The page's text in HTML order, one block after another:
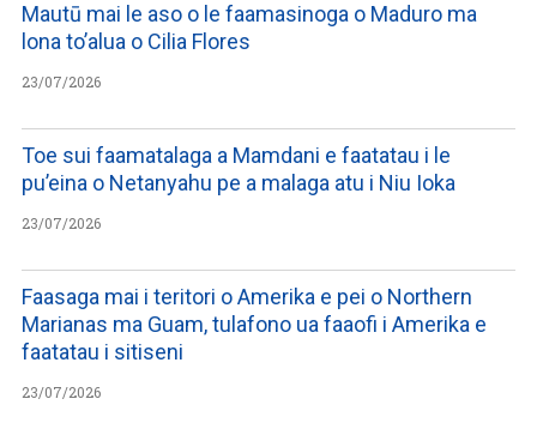
Mautū mai le aso o le faamasinoga o Maduro ma
lona to’alua o Cilia Flores
23/07/2026
Toe sui faamatalaga a Mamdani e faatatau i le
pu’eina o Netanyahu pe a malaga atu i Niu Ioka
23/07/2026
Faasaga mai i teritori o Amerika e pei o Northern
Marianas ma Guam, tulafono ua faaofi i Amerika e
faatatau i sitiseni
23/07/2026